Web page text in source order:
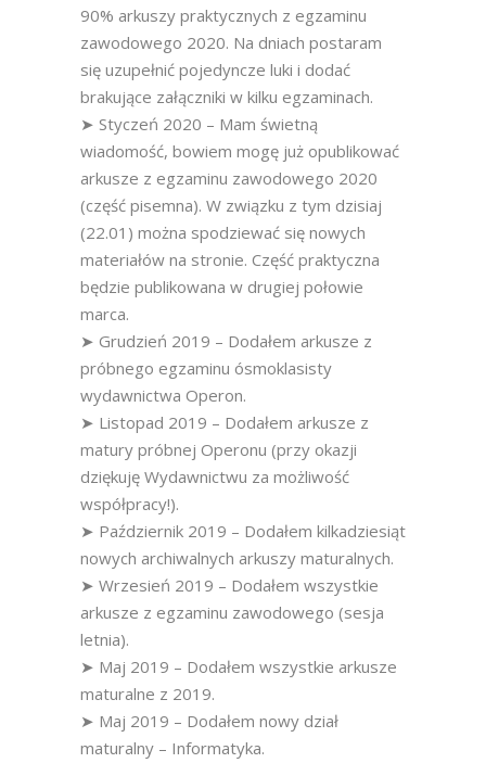
90% arkuszy praktycznych z egzaminu
zawodowego 2020. Na dniach postaram
się uzupełnić pojedyncze luki i dodać
brakujące załączniki w kilku egzaminach.
➤ Styczeń 2020 – Mam świetną
wiadomość, bowiem mogę już opublikować
arkusze z egzaminu zawodowego 2020
(część pisemna). W związku z tym dzisiaj
(22.01) można spodziewać się nowych
materiałów na stronie. Część praktyczna
będzie publikowana w drugiej połowie
marca.
➤ Grudzień 2019 – Dodałem arkusze z
próbnego egzaminu ósmoklasisty
wydawnictwa Operon.
➤ Listopad 2019 – Dodałem arkusze z
matury próbnej Operonu (przy okazji
dziękuję Wydawnictwu za możliwość
współpracy!).
➤ Październik 2019 – Dodałem kilkadziesiąt
nowych archiwalnych arkuszy maturalnych.
➤ Wrzesień 2019 – Dodałem wszystkie
arkusze z egzaminu zawodowego (sesja
letnia).
➤ Maj 2019 – Dodałem wszystkie arkusze
maturalne z 2019.
➤ Maj 2019 – Dodałem nowy dział
maturalny – Informatyka.